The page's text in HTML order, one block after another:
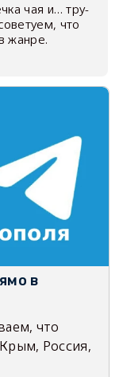
чая и… тру-
что
жанре.
в
что
Россия,